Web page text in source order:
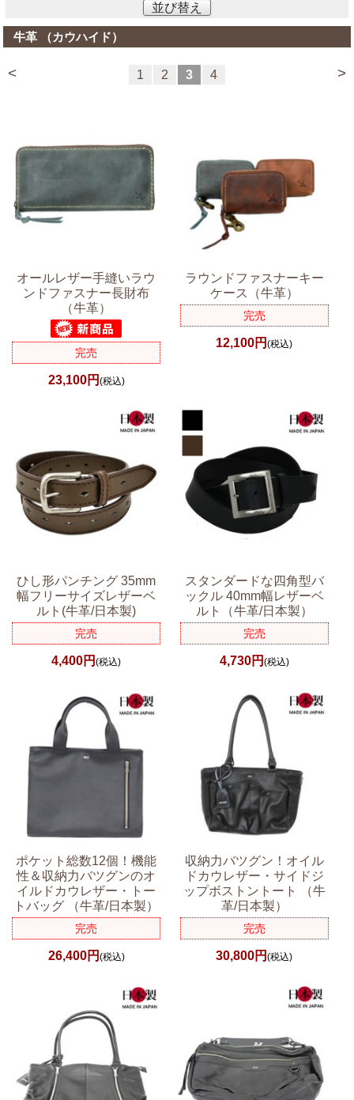
並び替え
牛革 （カウハイド）
< >
1 2 3 4
オールレザー手縫いラウ
ンドファスナー長財布
（牛革）
完売
23,100円 (税込)
ラウンドファスナーキー
ケース（牛革）
完売
12,100円(税込)
ひし形パンチング 35mm
幅フリーサイズレザーベ
ルト(牛革/日本製)
完売
4,400円(税込)
スタンダードな四角型バ
ックル 40mm幅レザーベ
ルト（牛革/日本製）
完売
4,730円 (税込)
ポケット総数12個！機能
性＆収納力バツグンのオ
イルドカウレザー・トー
トバッグ （牛革/日本製）
完売
26,400円 (税込)
収納力バツグン！オイル
ドカウレザー・サイドジ
ップボストントート （牛
革/日本製）
完売
30,800円(税込)